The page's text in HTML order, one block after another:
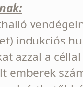
indukciós
azzal a
emberek